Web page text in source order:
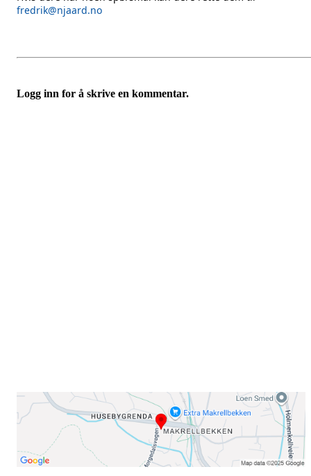
fredrik@njaard.no
Logg inn for å skrive en kommentar.